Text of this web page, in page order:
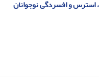
استرس و افسردگی نوجوانان